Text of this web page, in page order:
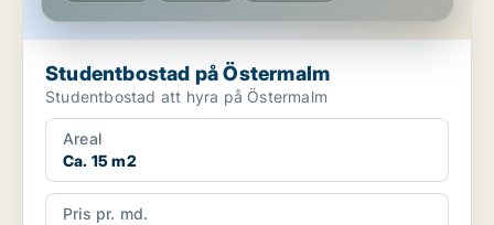
Studentbostad på Östermalm
Studentbostad att hyra på Östermalm
Areal
Ca. 15 m2
Pris pr. md.